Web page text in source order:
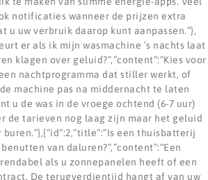
notificaties wanneer de prijzen extra
u uw verbruik daarop kunt aanpassen.”},
er als ik mijn wasmachine ’s nachts laat
klagen over geluid?”,”content”:”Kies voor
nachtprogramma dat stiller werkt, of
machine pas na middernacht te laten
u de was in de vroege ochtend (6-7 uur)
de tarieven nog laag zijn maar het geluid
een thuisbatterij
van daluren?”,”content”:”Een
als u zonnepanelen heeft of een
De terugverdientijd hangt af van uw